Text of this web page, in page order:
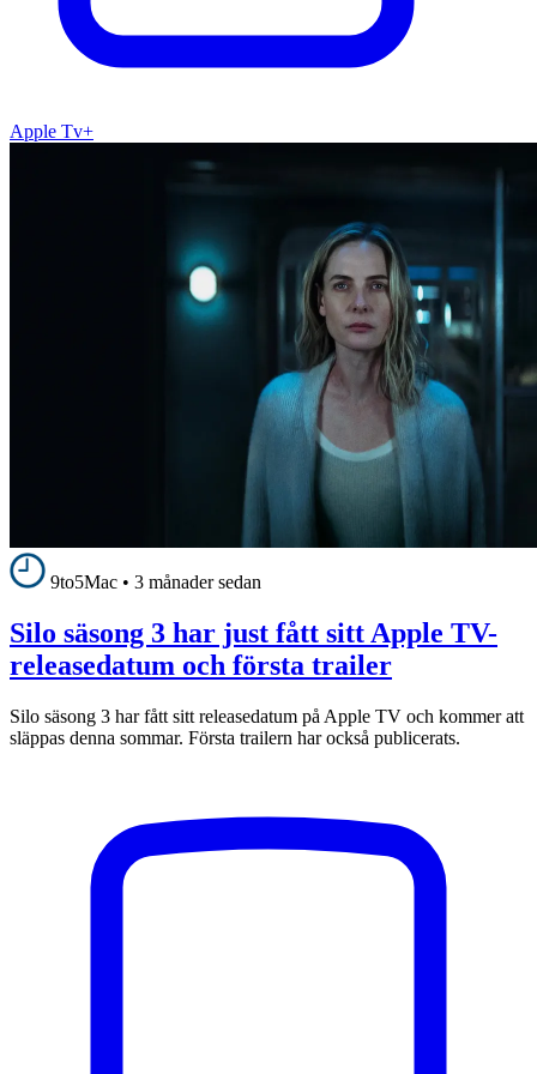
Apple Tv+
9to5Mac • 3 månader sedan
Silo säsong 3 har just fått sitt Apple TV-
releasedatum och första trailer
Silo säsong 3 har fått sitt releasedatum på Apple TV och kommer att
släppas denna sommar. Första trailern har också publicerats.